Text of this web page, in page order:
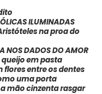
ILUMINADAS
na proa do
NOS DADOS DO AMOR
em pasta
entre os dentes
uma porta
a mão cinzenta rasgar